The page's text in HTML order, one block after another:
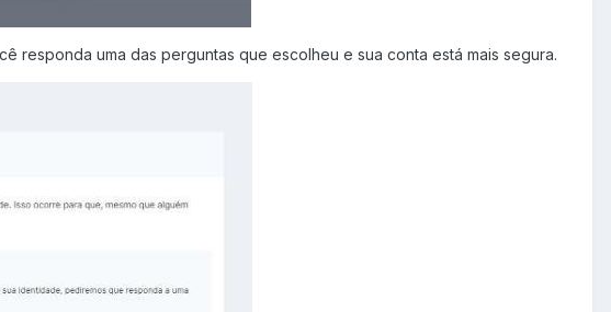
responda uma das perguntas que escolheu e sua conta está mais segura.